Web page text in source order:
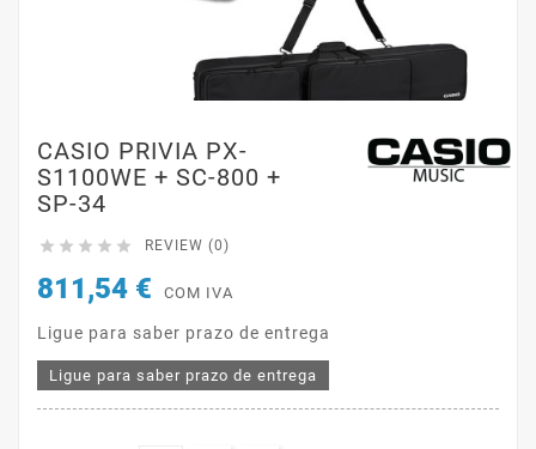
CASIO PRIVIA PX-
S1100WE + SC-800 +
SP-34
     REVIEW (0)
811,54 € COM IVA
Ligue para saber prazo de entrega
Ligue para saber prazo de entrega